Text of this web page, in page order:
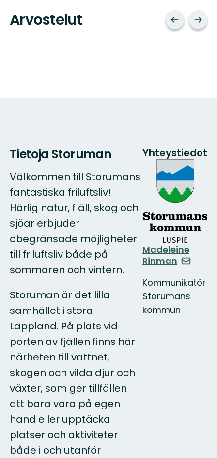
Arvostelut
Tietoja Storuman
Välkommen till Storumans
fantastiska friluftsliv!
Härlig natur, fjäll, skog och
sjöar erbjuder
obegränsade möjligheter
till friluftsliv både på
sommaren och vintern.
Storuman är det lilla
samhället i stora
Lappland. På plats vid
porten av fjällen finns här
närheten till vattnet,
skogen och vilda djur och
växter, som ger tillfällen
att bara vara på egen
hand eller upptäcka
platser och aktiviteter
både i och utanför
Yhteystiedot
Madeleine
Rinman
Kommunikatör
Storumans
kommun